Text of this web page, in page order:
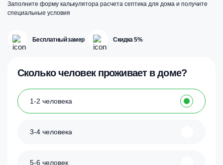
Заполните форму калькулятора расчета септика для дома и получите
специальные условия
Бесплатный замер Скидка 5%
Сколько человек проживает в доме?
1-2 человека
3-4 человека
5-6 человек